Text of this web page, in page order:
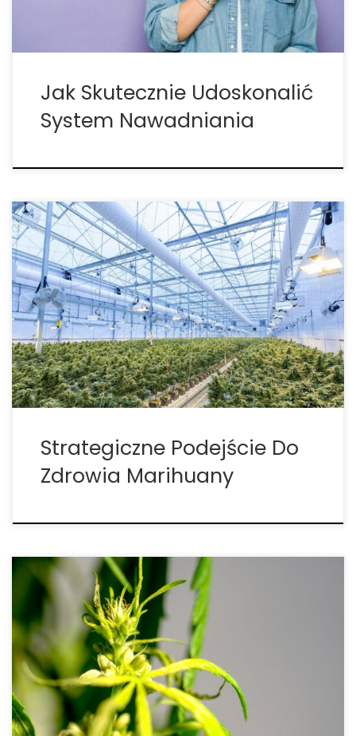
Jak Skutecznie Udoskonalić
System Nawadniania
Strategiczne Podejście do Zdrowia Konopi –
Nowoczesne Metody Ochrony przed Patogenami
Uprawa konopi przemysłowych oraz medycznych
rozwija się w zawrotnym tempie, przyciągając coraz
większe inwestycje i zainteresowanie producentów
z całego świata. Jednak ten szybki rozwój niesie
również ze sobą szereg […]
Strategiczne Podejście Do
Zdrowia Marihuany
Rośliny obupłciowe – kompendium wiedzy Rośliny
obupłciowe u konopi: zaawansowane kompendium
wiedzy dla hodowców Wprowadzenie Wyobraź
sobie moment, w którym z dumą zaglądasz do
swojego pomieszczenia uprawowego,
spodziewając się widoku gęstej pokrywy pąków,
które nasycone aromatem i żywicą, wypełniają
przestrzeń […]